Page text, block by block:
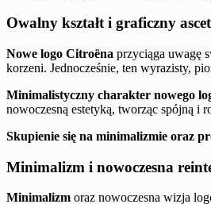
Owalny kształt i graficzny
Nowe logo Citroëna przyciąga uwagę
korzeni. Jednocześnie, ten wyrazisty,
Minimalistyczny charakter nowego
nowoczesną estetyką, tworząc spójną i
Skupienie się na minimalizmie oraz
Minimalizm i nowoczesna
Minimalizm oraz nowoczesna wizja